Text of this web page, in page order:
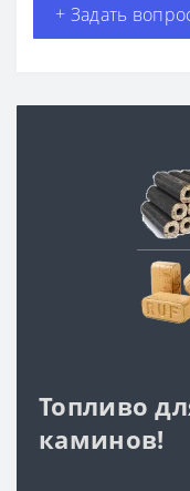
+ Задать
Топливо
каминов!